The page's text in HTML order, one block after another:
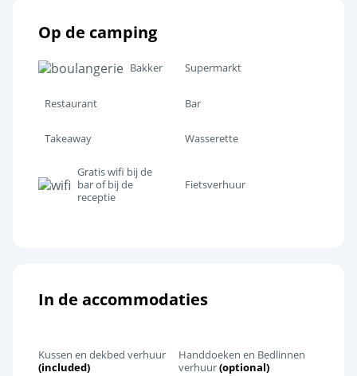
Op de camping
Bakker Supermarkt
Restaurant Bar
Takeaway Wasserette
Gratis wifi bij de
bar of bij de
receptie
Fietsverhuur
In de accommodaties
Kussen en dekbed verhuur
(included)
Handdoeken en Bedlinnen
verhuur(optional)